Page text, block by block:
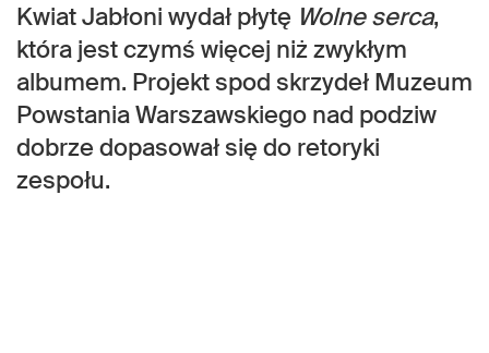
Kwiat Jabłoni wydał płytę Wolne serca,
która jest czymś więcej niż zwykłym
albumem. Projekt spod skrzydeł Muzeum
Powstania Warszawskiego nad podziw
dobrze dopasował się do retoryki
zespołu.